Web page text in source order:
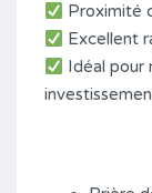
Proximité
Excellent
Idéal pour